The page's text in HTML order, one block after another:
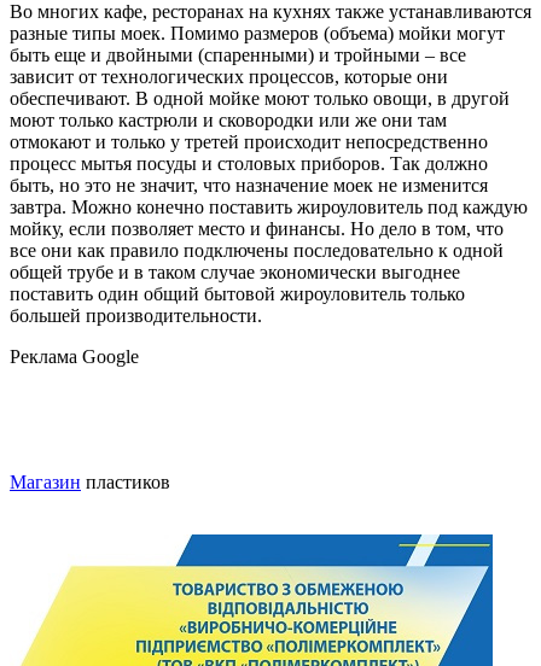
Во многих кафе, ресторанах на кухнях также устанавливаются
разные типы моек. Помимо размеров (объема) мойки могут
быть еще и двойными (спаренными) и тройными – все
зависит от технологических процессов, которые они
обеспечивают. В одной мойке моют только овощи, в другой
моют только кастрюли и сковородки или же они там
отмокают и только у третей происходит непосредственно
процесс мытья посуды и столовых приборов. Так должно
быть, но это не значит, что назначение моек не изменится
завтра. Можно конечно поставить жироуловитель под каждую
мойку, если позволяет место и финансы. Но дело в том, что
все они как правило подключены последовательно к одной
общей трубе и в таком случае экономически выгоднее
поставить один общий бытовой жироуловитель только
большей производительности.
Реклама Google
Магазин пластиков